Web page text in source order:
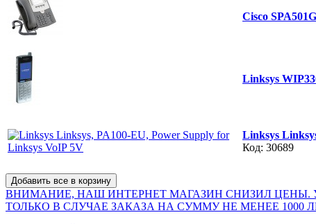
Cisco SPA501G
Linksys
Linksys
Код: 30689
ВНИМАНИЕ, НАШ ИНТЕРНЕТ МАГАЗИН СНИЗИЛ ЦЕНЫ.
ТОЛЬКО В СЛУЧАЕ ЗАКАЗА НА СУММУ НЕ МЕНЕЕ 1000